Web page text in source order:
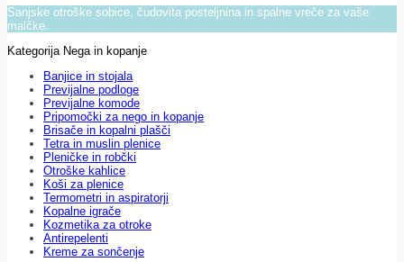
Sanjske otroške sobice, čudovita posteljnina in spalne vreče za vaše
malčke.
Kategorija Nega in kopanje
Banjice in stojala
Previjalne podloge
Previjalne komode
Pripomočki za nego in kopanje
Brisače in kopalni plašči
Tetra in muslin plenice
Pleničke in robčki
Otroške kahlice
Koši za plenice
Termometri in aspiratorji
Kopalne igrače
Kozmetika za otroke
Antirepelenti
Kreme za sončenje